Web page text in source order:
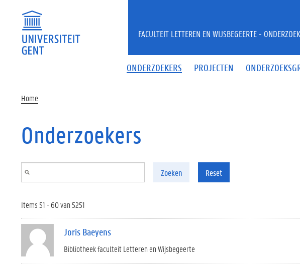
ONDERZOEKERS PROJECTEN
FACULTEIT LETTEREN EN WIJSBEGEERTE -
Home
Onderzoekers
Zoeken Reset
Items 51 - 60 van 5251
Joris Baeyens
Bibliotheek faculteit Letteren en Wijsbegeerte